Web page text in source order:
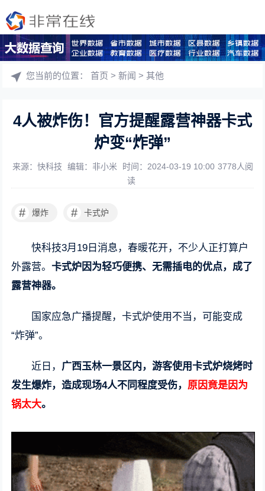
您当前的位置：首页 >新闻 >其他
4人被炸伤！官方提醒露营神器卡式
炉变“炸弹”
来源：快科技 编辑：非小米 时间：2024-03-19 10:00 3778人阅
读
# 爆炸 # 卡式炉
快科技3月19日消息，春暖花开，不少人正打算户
外露营。卡式炉因为轻巧便携、无需插电的优点，成了
露营神器。
国家应急广播提醒，卡式炉使用不当，可能变成
“炸弹”。
近日， 广西玉林一景区内，游客使用卡式炉烧烤时
发生爆炸，造成现场4人不同程度受伤， 原因竟是因为
锅太大。